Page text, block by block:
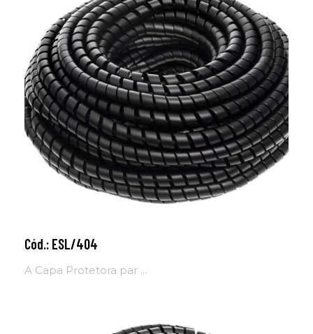
Cód.: ESL/404
A Capa Protetora par ...
Adicionar ao carrinho